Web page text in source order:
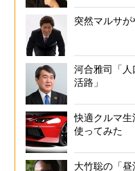
突然マルサが
河合雅司「
活路」
快適クルマ生
使ってみた
大竹聡の「昼